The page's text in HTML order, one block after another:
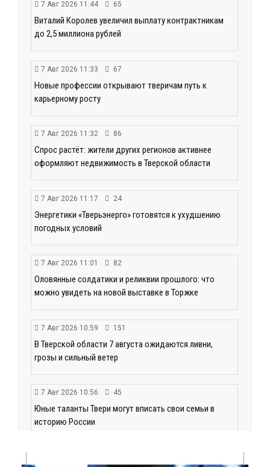
7 Авг 2026 11:44 65
Виталий Королев увеличил выплату контрактникам
до 2,5 миллиона рублей
7 Авг 2026 11:33 67
Новые профессии открывают тверичам путь к
карьерному росту
7 Авг 2026 11:32 86
Спрос растёт: жители других регионов активнее
оформляют недвижимость в Тверской области
7 Авг 2026 11:17 24
Энергетики «Тверьэнерго» готовятся к ухудшению
погодных условий
7 Авг 2026 11:01 82
Оловянные солдатики и реликвии прошлого: что
можно увидеть на новой выставке в Торжке
7 Авг 2026 10:59 151
В Тверской области 7 августа ожидаются ливни,
грозы и сильный ветер
7 Авг 2026 10:56 45
Юные таланты Твери могут вписать свои семьи в
историю России